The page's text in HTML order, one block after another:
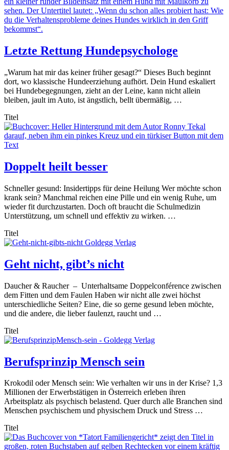
Letzte Rettung Hundepsychologe
„Warum hat mir das keiner früher gesagt?“ Dieses Buch beginnt
dort, wo klassische Hundeerziehung aufhört. Dein Hund eskaliert
bei Hundebegegnungen, zieht an der Leine, kann nicht allein
bleiben, jault im Auto, ist ängstlich, bellt übermäßig, …
Titel
Doppelt heilt besser
Schneller gesund: Insidertipps für deine Heilung Wer möchte schon
krank sein? Manchmal reichen eine Pille und ein wenig Ruhe, um
wieder fit durchzustarten. Doch oft braucht die Schulmedizin
Unterstützung, um schnell und effektiv zu wirken. …
Titel
Geht nicht, gibt’s nicht
Daucher & Raucher – Unterhaltsame Doppelconférence zwischen
dem Fitten und dem Faulen Haben wir nicht alle zwei höchst
unterschiedliche Seiten? Eine, die so gerne gesund leben möchte,
und die andere, die lieber faulenzt, raucht und …
Titel
Berufsprinzip Mensch sein
Krokodil oder Mensch sein: Wie verhalten wir uns in der Krise? 1,3
Millionen der Erwerbstätigen in Österreich erleben ihren
Arbeitsplatz als psychisch belastend. Quer durch alle Branchen sind
Menschen psychischem und physischem Druck und Stress …
Titel